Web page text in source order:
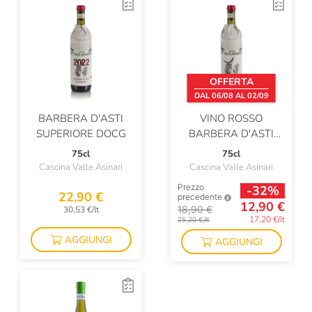
Ettore Germano
Fabrizio Ressia
Firriato
Fontanafredda
Fontodi
Foradori
Franck Pascal
Frescobaldi
Gaston Dericbourg
BARBERA D'ASTI
SUPERIORE DOCG
75cl
Cascina Valle Asinari
22,90 €
30,53 €/lt
AGGIUNGI
OFFERTA
DAL 06/08 AL 02/09
VINO ROSSO
BARBERA D'ASTI
DOCG
75cl
Cascina Valle Asinari
Prezzo
precedente
18,90 €
25,20 €/lt
-32%
12,90 €
17,20 €/lt
AGGIUNGI